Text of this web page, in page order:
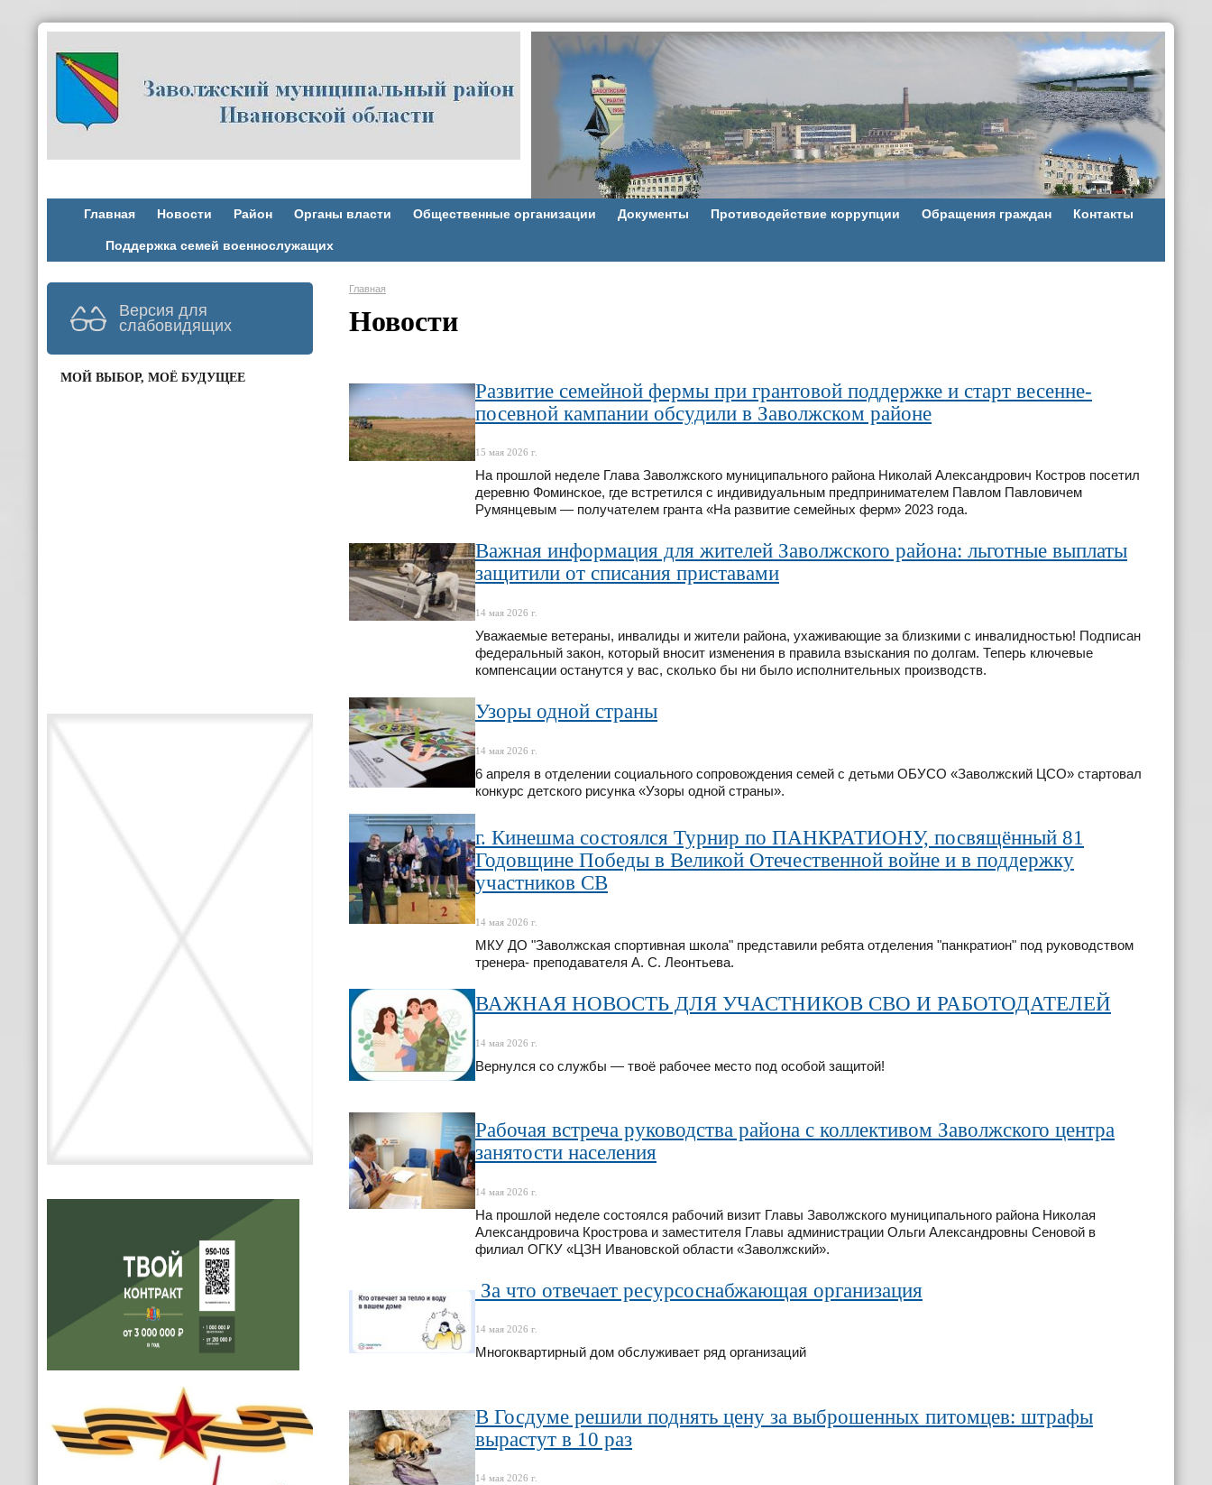
Главная Новости Район Органы власти Общественные организации Документы Противодействие коррупции Обращения граждан Контакты
Поддержка семей военнослужащих
Версия для
слабовидящих
МОЙ ВЫБОР, МОЁ БУДУЩЕЕ
Главная
Новости
Развитие семейной фермы при грантовой поддержке и старт весенне-
посевной кампании обсудили в Заволжском районе
15 мая 2026 г.
На прошлой неделе Глава Заволжского муниципального района Николай Александрович Костров посетил
деревню Фоминское, где встретился с индивидуальным предпринимателем Павлом Павловичем
Румянцевым — получателем гранта «На развитие семейных ферм» 2023 года.
Важная информация для жителей Заволжского района: льготные выплаты
защитили от списания приставами
14 мая 2026 г.
Уважаемые ветераны, инвалиды и жители района, ухаживающие за близкими с инвалидностью! Подписан
федеральный закон, который вносит изменения в правила взыскания по долгам. Теперь ключевые
компенсации останутся у вас, сколько бы ни было исполнительных производств.
Узоры одной страны
14 мая 2026 г.
6 апреля в отделении социального сопровождения семей с детьми ОБУСО «Заволжский ЦСО» стартовал
конкурс детского рисунка «Узоры одной страны».
г. Кинешма состоялся Турнир по ПАНКРАТИОНУ, посвящённый 81
Годовщине Победы в Великой Отечественной войне и в поддержку
участников СВ
14 мая 2026 г.
МКУ ДО "Заволжская спортивная школа" представили ребята отделения "панкратион" под руководством
тренера- преподавателя А. С. Леонтьева.
ВАЖНАЯ НОВОСТЬ ДЛЯ УЧАСТНИКОВ СВО И РАБОТОДАТЕЛЕЙ
14 мая 2026 г.
Вернулся со службы — твоё рабочее место под особой защитой!
Рабочая встреча руководства района с коллективом Заволжского центра
занятости населения
14 мая 2026 г.
На прошлой неделе состоялся рабочий визит Главы Заволжского муниципального района Николая
Александровича Крострова и заместителя Главы администрации Ольги Александровны Сеновой в
филиал ОГКУ «ЦЗН Ивановской области «Заволжский».
️ За что отвечает ресурсоснабжающая организация
14 мая 2026 г.
Многоквартирный дом обслуживает ряд организаций
В Госдуме решили поднять цену за выброшенных питомцев: штрафы
вырастут в 10 раз
14 мая 2026 г.